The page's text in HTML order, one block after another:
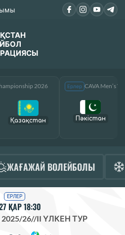
2026
Қазақcтан
Ерлер CAVA Men’s
Пәкістан
ЖАҒАЖАЙ ВОЛЕЙБОЛЫ
ЕРЛЕР
ҚАР 18:30
26//II ҮЛКЕН ТУР